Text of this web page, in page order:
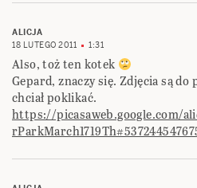
ALICJA
18 LUTEGO 2011
1:31
Also, toż ten kotek
Gepard, znaczy się. Zdjęcia są
chciał poklikać.
https://picasaweb.google.com/